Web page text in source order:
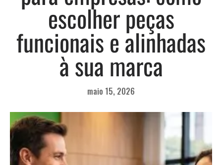
escolher peças
funcionais e alinhadas
à sua marca
maio 15, 2026